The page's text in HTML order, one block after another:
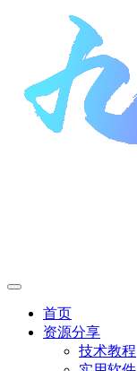
首页
资源分享
技术教程